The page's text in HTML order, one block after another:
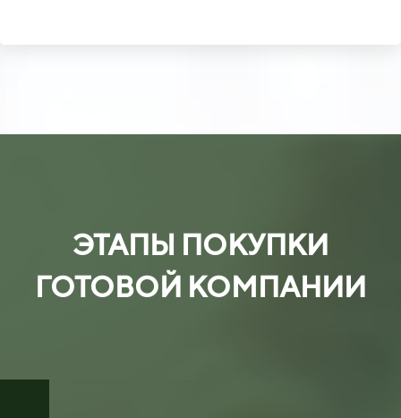
ЭТАПЫ ПОКУПКИ
ГОТОВОЙ КОМПАНИИ